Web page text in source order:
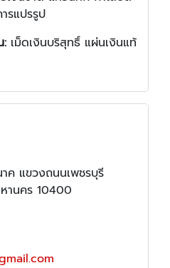
รแปรรูป
: เม็ดเงินบริสุทธิ์ แผ่นเงินแท้
แขวงถนนเพชรบุรี
านคร 10400